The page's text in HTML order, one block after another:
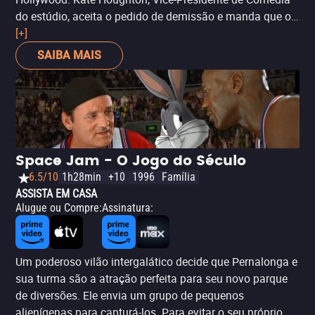
do estúdio, aceita o pedido de demissão e manda que o
segurança e aspirante a dublê DJ Drake o expulse do
estúdio. É quando Patolino, ao se ver como um
coadjuvante sem herói, decide se aliar a DJ, mesmo
contra a vontade dele.
[+]
SAIBA MAIS
Space Jam - O Jogo do Século
6.5/10 1h28min +10 1996
Família
ASSISTA EM CASA
Alugue ou Compre:Assinatura:
Um poderoso vilão intergalático decide que Pernalonga e
sua turma são a atração perfeita para seu novo parque
de diversões. Ele envia um grupo de pequenos